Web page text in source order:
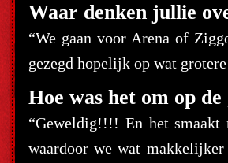
Waar denken jullie
“We gaan voor Arena of
gezegd hopelijk op wat
Hoe was het om op
“Geweldig!!!! En het smaakt
waardoor we wat